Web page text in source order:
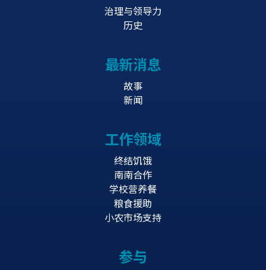
治理与领导力
历史
最新消息
故事
新闻
工作领域
终结饥饿
南南合作
学校营养餐
粮食援助
小农市场支持
参与